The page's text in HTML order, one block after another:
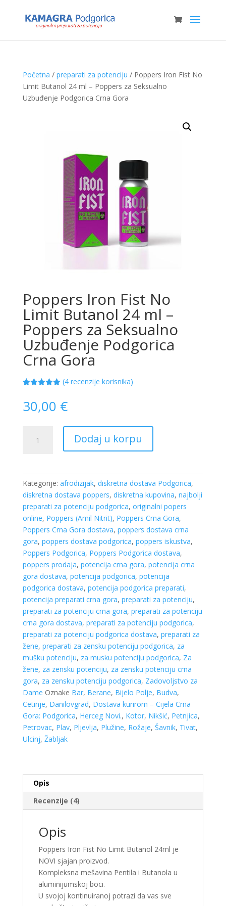
Početna / preparati za potenciju / Poppers Iron Fist No
Limit Butanol 24 ml – Poppers za Seksualno
Uzbuđenje Podgorica Crna Gora
Poppers Iron Fist No
Limit Butanol 24 ml –
Poppers za Seksualno
Uzbuđenje Podgorica
Crna Gora
od ukupno
(4 recenzije korisnika)
30,00 €
Butanol
ml
Poppers
za
Seksualno
Uzbuđenje
Podgorica
Crna
Gora
količina
Dodaj u korpu
Kategorije: afrodizijak, diskretna dostava Podgorica,
diskretna dostava poppers, diskretna kupovina, najbolji
preparati za potenciju podgorica, originalni popers
online, Poppers (Amil Nitrit), Poppers Crna Gora,
Poppers Crna Gora dostava, poppers dostava crna
gora, poppers dostava podgorica, poppers iskustva,
Poppers Podgorica, Poppers Podgorica dostava,
poppers prodaja, potencija crna gora, potencija crna
gora dostava, potencija podgorica, potencija
podgorica dostava, potencija podgorica preparati,
potencija preparati crna gora, preparati za potenciju,
preparati za potenciju crna gora, preparati za potenciju
crna gora dostava, preparati za potenciju podgorica,
preparati za potenciju podgorica dostava, preparati za
žene, preparati za zensku potenciju podgorica, za
mušku potenciju, za musku potenciju podgorica, Za
žene, za zensku potenciju, za zensku potenciju crna
gora, za zensku potenciju podgorica, Zadovoljstvo za
Dame Oznake Bar, Berane, Bijelo Polje, Budva,
Cetinje, Danilovgrad, Dostava kurirom – Cijela Crna
Gora: Podgorica, Herceg Novi., Kotor, Nikšić, Petnjica,
Petrovac, Plav, Pljevlja, Plužine, Rožaje, Šavnik, Tivat,
Ulcinj, Žabljak
Opis
Recenzije (4)
Opis
Poppers Iron Fist No Limit Butanol 24ml je
NOVI sjajan proizvod.
Kompleksna mešavina Pentila i Butanola u
aluminijumskoj boci.
U svojoj kontinuiranoj potrazi da vas sve